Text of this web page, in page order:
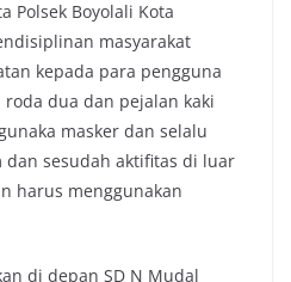
Polsek Boyolali Kota
masyarakat
kepada para pengguna
dua dan pejalan kaki
masker dan selalu
dan sesudah aktifitas di luar
harus menggunakan
di depan SD N Mudal